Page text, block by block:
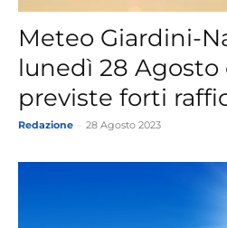
Meteo Giardini-
lunedì 28 Agosto
previste forti
Redazione 28 Agosto 2023